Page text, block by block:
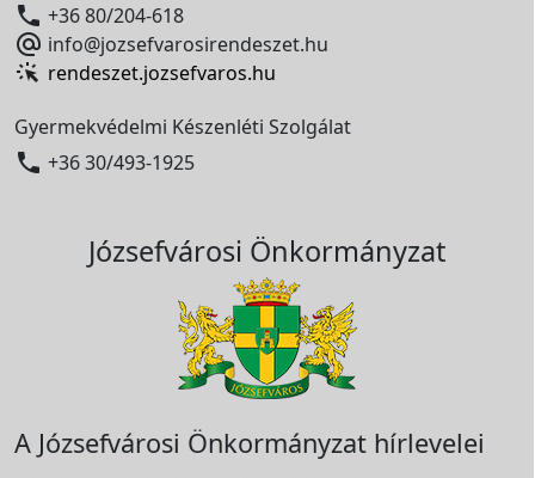
 +36 80/204-618
 info@jozsefvarosirendeszet.hu
rendeszet.jozsefvaros.hu
Gyermekvédelmi Készenléti Szolgálat
 +36 30/493-1925
Józsefvárosi Önkormányzat
A Józsefvárosi Önkormányzat hírlevelei